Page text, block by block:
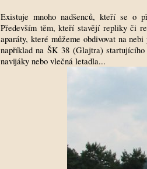
Existuje mnoho nadšenců, kteří se o
Především těm, kteří stavějí repliky či
aparáty, které můžeme obdivovat na
například na ŠK 38 (Glajtra)
navijáky nebo vlečná letadla...